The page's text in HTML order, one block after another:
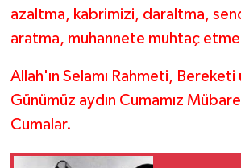
azaltma, kabrimizi, daraltma,
aratma, muhannete muhtaç etme
Allah'ın Selamı Rahmeti,
Günümüz aydın Cumamız
Cumalar.